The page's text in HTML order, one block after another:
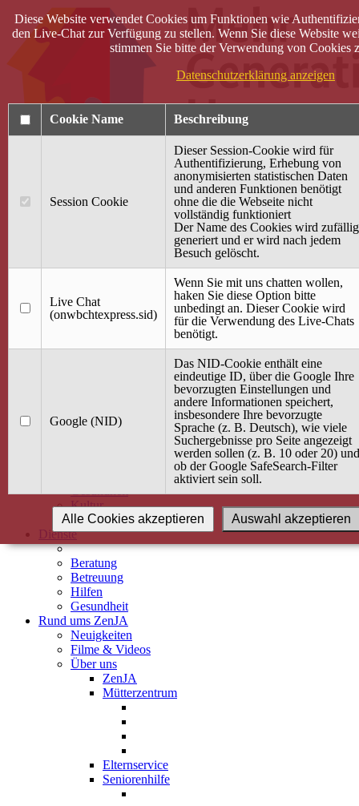
40 Jahre Mütterzentrum
Terminkalender
Gemeinsam aktiv
Gemeinsam unterwegs
wirFAIRändern
Angebot / Kurs suchen
Babybauch & Elternschaft
Gesundheit
Kultur
Alle Kurse
Dienste
Beratung
Betreuung
Hilfen
Gesundheit
Rund ums ZenJA
Neuigkeiten
Filme & Videos
Über uns
ZenJA
Mütterzentrum
Elternservice
Seniorenhilfe
Diese Website verwendet Cookies um Funktionen wie
den Live-Chat zur Verfügung zu stellen. Wenn Sie diese Website
stimmen Sie bitte der Verwendung von Cookies
Datenschutzerklärung anzeigen
Cookie Name Beschreibung
Session Cookie
Dieser Session-Cookie wird für
Authentifizierung, Erhebung von
anonymisierten statistischen Daten
und anderen Funktionen benötigt
ohne die die Webseite nicht
vollständig funktioniert
Der Name des Cookies wird zufällig
generiert und er wird nach jedem
Besuch gelöscht.
Live Chat
(onwbchtexpress.sid)
Wenn Sie mit uns chatten wollen,
haken Sie diese Option bitte
unbedingt an. Dieser Cookie wird
für die Verwendung des Live-Chats
benötigt.
Google (NID)
Das NID-Cookie enthält eine
eindeutige ID, über die Google Ihre
bevorzugten Einstellungen und
andere Informationen speichert,
insbesondere Ihre bevorzugte
Sprache (z. B. Deutsch), wie viele
Suchergebnisse pro Seite angezeigt
werden sollen (z. B. 10 oder 20) und
ob der Google SafeSearch-Filter
aktiviert sein soll.
Auswahl akzeptieren
Alle Cookies akzeptieren